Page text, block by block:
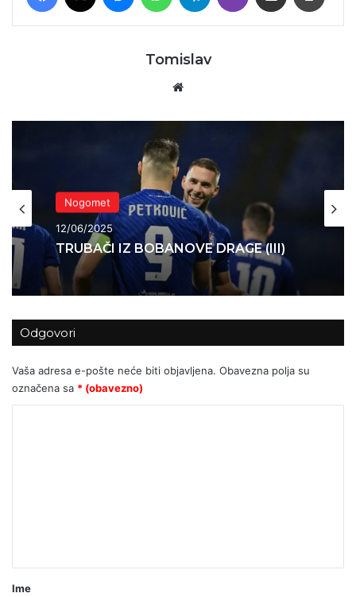
Tomislav
Nogomet
12/06/2025
TRUBAČI IZ BOBANOVE DRAGE (III)
Odgovori
Vaša adresa e-pošte neće biti objavljena. Obavezna polja su
označena sa * (obavezno)
r
Ime